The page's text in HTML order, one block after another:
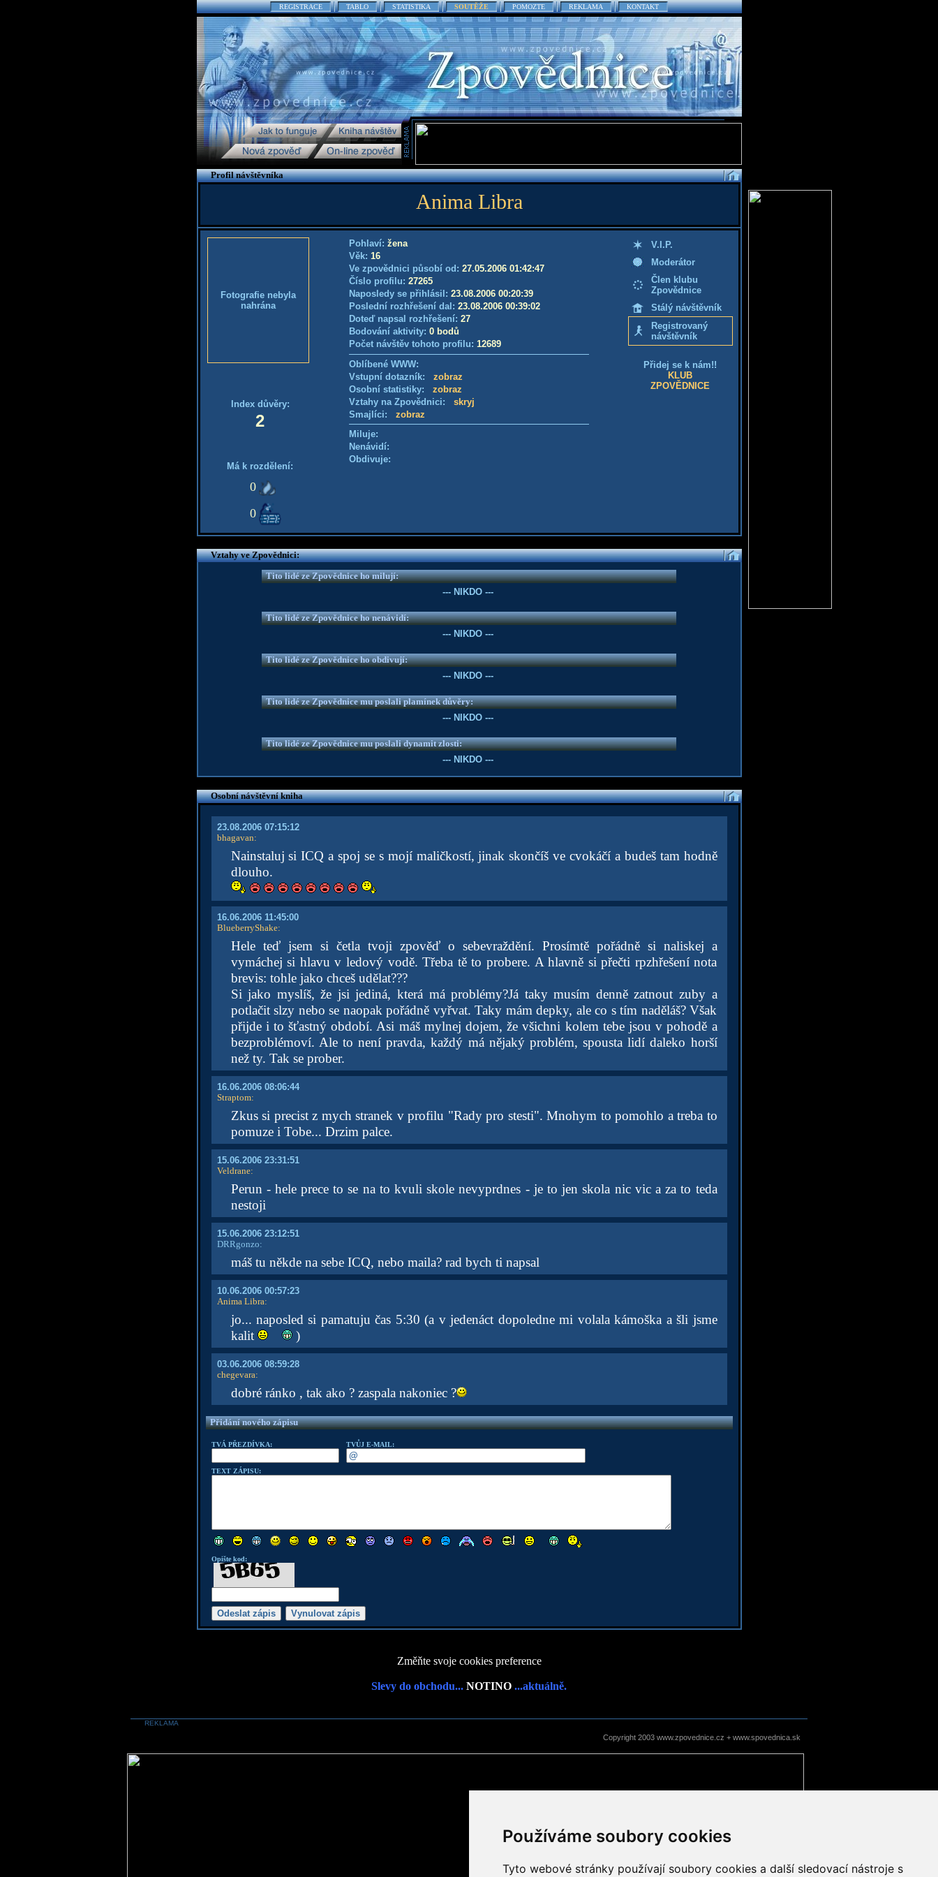
Používáme soubory cookies
Tyto webové stránky používají soubory cookies a další sledovací nástroje s
REGISTRACE TABLO STATISTIKA SOUTĚŽE POMOZTE REKLAMA KONTAKT
Profil návštěvníka
Anima Libra
Fotografie nebyla
nahrána
Index důvěry:
2
Má k rozdělení:
0
0
Pohlaví: žena
Věk: 16
Ve zpovědnici působí od: 27.05.2006 01:42:47
Číslo profilu: 27265
Naposledy se přihlásil: 23.08.2006 00:20:39
Poslední rozhřešení dal: 23.08.2006 00:39:02
Doteď napsal rozhřešení: 27
Bodování aktivity: 0 bodů
Počet návštěv tohoto profilu: 12689
Oblíbené WWW:
Vstupní dotazník: zobraz
Osobní statistiky: zobraz
Vztahy na Zpovědnici: skryj
Smajlíci: zobraz
Miluje:
Nenávidí:
Obdivuje:
V.I.P.
Moderátor
Člen klubu
Zpovědnice
Stálý návštěvník
Registrovaný
návštěvník
Přidej se k nám!!
KLUB
ZPOVĚDNICE
Vztahy ve Zpovědnici:
Tito lidé ze Zpovědnice ho milují:
--- NIKDO ---
Tito lidé ze Zpovědnice ho nenávidí:
--- NIKDO ---
Tito lidé ze Zpovědnice ho obdivují:
--- NIKDO ---
Tito lidé ze Zpovědnice mu poslali plamínek důvěry:
--- NIKDO ---
Tito lidé ze Zpovědnice mu poslali dynamit zlosti:
--- NIKDO ---
Osobní návštěvní kniha
23.08.2006 07:15:12
bhagavan:
Nainstaluj si ICQ a spoj se s mojí maličkostí, jinak skončíš ve cvokáčí a budeš tam hodně
dlouho.
16.06.2006 11:45:00
BlueberryShake:
Hele teď jsem si četla tvoji zpověď o sebevraždění. Prosímtě pořádně si naliskej a
vymáchej si hlavu v ledový vodě. Třeba tě to probere. A hlavně si přečti rpzhřešení nota
brevis: tohle jako chceš udělat???
Si jako myslíš, že jsi jediná, která má problémy?Já taky musím denně zatnout zuby a
potlačit slzy nebo se naopak pořádně vyřvat. Taky mám depky, ale co s tím naděláš? Však
přijde i to šťastný období. Asi máš mylnej dojem, že všichni kolem tebe jsou v pohodě a
bezproblémoví. Ale to není pravda, každý má nějaký problém, spousta lidí daleko horší
než ty. Tak se prober.
16.06.2006 08:06:44
Straptom:
Zkus si precist z mych stranek v profilu "Rady pro stesti". Mnohym to pomohlo a treba to
pomuze i Tobe... Drzim palce.
15.06.2006 23:31:51
Veldrane:
Perun - hele prece to se na to kvuli skole nevyprdnes - je to jen skola nic vic a za to teda
nestoji
15.06.2006 23:12:51
DRRgonzo:
máš tu někde na sebe ICQ, nebo maila? rad bych ti napsal
10.06.2006 00:57:23
Anima Libra:
jo... naposled si pamatuju čas 5:30 (a v jedenáct dopoledne mi volala kámoška a šli jsme
kalit
)
03.06.2006 08:59:28
chegevara:
dobré ránko , tak ako ? zaspala nakoniec ?
Přidání nového zápisu
TVÁ PŘEZDÍVKA: TVŮJ E-MAIL:
TEXT ZÁPISU:
Opište kod:
Změňte svoje cookies preference
Slevy do obchodu... NOTINO ...aktuálně.
REKLAMA
Copyright 2003 www.zpovednice.cz + www.spovednica.sk